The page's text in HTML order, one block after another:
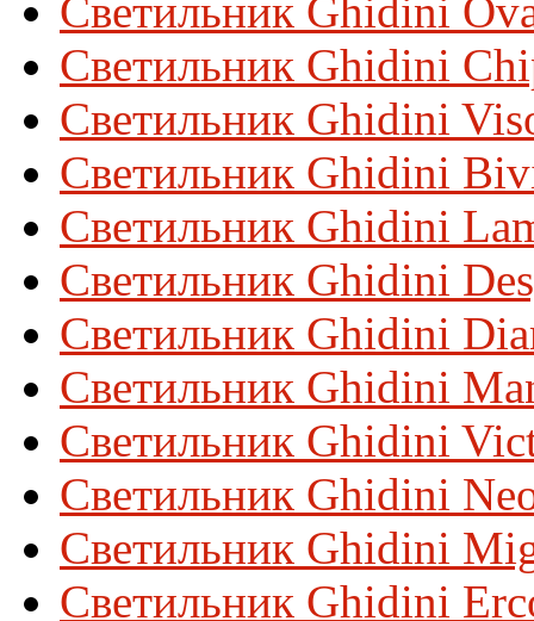
Светильник Ghidini
Светильник Ghidini
Светильник Ghidini
Светильник Ghidini
Светильник Ghidini
Светильник Ghidini
Светильник Ghidini
Светильник Ghidini
Светильник Ghidini
Светильник Ghidini
Светильник Ghidini
Светильник Ghidini